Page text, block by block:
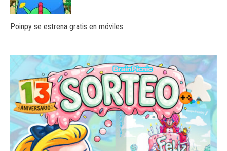
Poinpy se estrena gratis en móviles